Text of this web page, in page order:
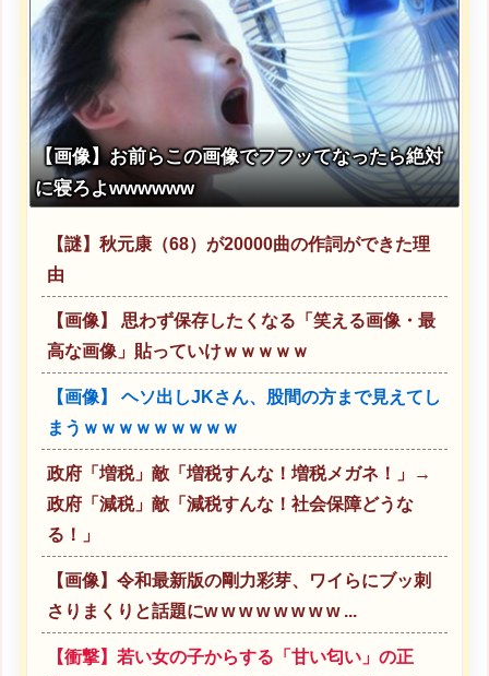
【画像】お前らこの画像でフフッてなったら絶対
に寝ろよwwwwww
【謎】秋元康（68）が20000曲の作詞ができた理
由
【画像】 思わず保存したくなる「笑える画像・最
高な画像」貼っていけｗｗｗｗｗ
【画像】 ヘソ出しJKさん、股間の方まで見えてし
まうｗｗｗｗｗｗｗｗｗ
政府「増税」敵「増税すんな！増税メガネ！」→
政府「減税」敵「減税すんな！社会保障どうな
る！」
【画像】令和最新版の剛力彩芽、ワイらにブッ刺
さりまくりと話題にw w w w w w w w ...
【衝撃】若い女の子からする「甘い匂い」の正